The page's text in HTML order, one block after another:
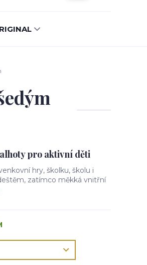
pro aktivní děti
hry, školku, školu i
zatímco měkká vnitřní